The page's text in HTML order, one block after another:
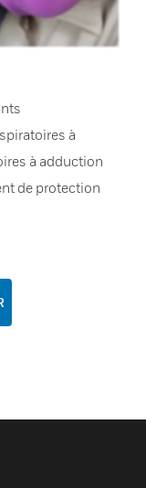
à
à adduction
de protection